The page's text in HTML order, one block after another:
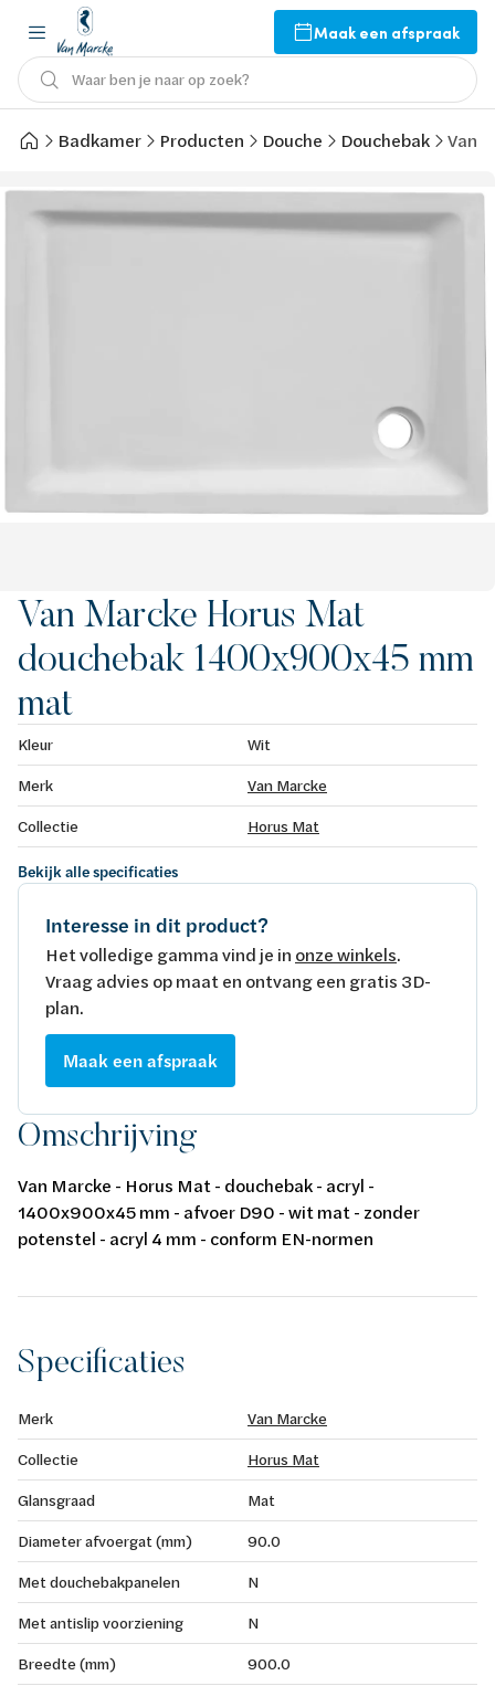
Maak een afspraak
Waar ben je naar op zoek?
Badkamer Producten Douche Douchebak Van
Van Marcke Horus Mat
douchebak 1400x900x45 mm
mat
Kleur
Wit
Merk
Van Marcke
Collectie
Horus Mat
Bekijk alle specificaties
Interesse in dit product?
Het volledige gamma vind je in onze winkels.
Vraag advies op maat en ontvang een gratis 3D-
plan.
Maak een afspraak
Omschrijving
Van Marcke - Horus Mat - douchebak - acryl -
1400x900x45 mm - afvoer D90 - wit mat - zonder
potenstel - acryl 4 mm - conform EN-normen
Specificaties
Merk
Van Marcke
Collectie
Horus Mat
Glansgraad
Mat
Diameter afvoergat (mm)
90.0
Met douchebakpanelen
N
Met antislip voorziening
N
Breedte (mm)
900.0